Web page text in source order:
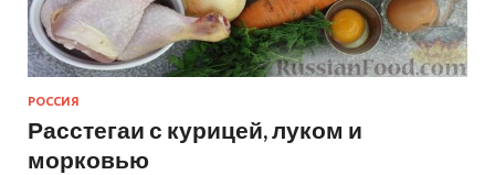
РОССИЯ
Расстегаи с курицей, луком и
морковью